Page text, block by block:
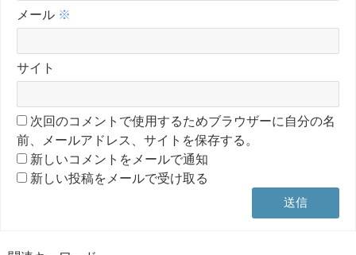
メール ※
サイト
次回のコメントで使用するためブラウザーに自分の名
前、メールアドレス、サイトを保存する。
新しいコメントをメールで通知
新しい投稿をメールで受け取る